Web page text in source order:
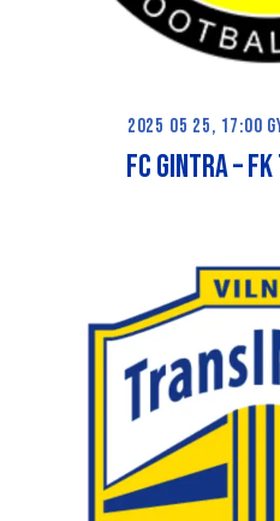
2025 05 25, 17:00
fc gintra – FK